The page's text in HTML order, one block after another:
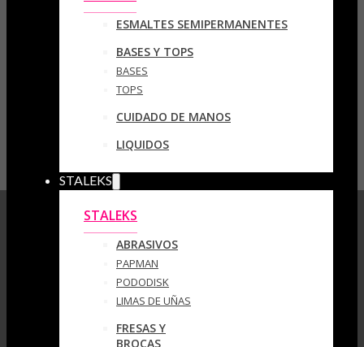
ESMALTES SEMIPERMANENTES
BASES Y TOPS
BASES
TOPS
CUIDADO DE MANOS
LIQUIDOS
STALEKS
STALEKS
ABRASIVOS
PAPMAN
PODODISK
LIMAS DE UÑAS
FRESAS Y
BROCAS